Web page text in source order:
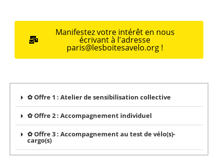
Manifestez votre intérêt en nous
écrivant à l'adresse
paris@lesboitesavelo.org !
✿ Offre 1 : Atelier de sensibilisation collective
✿ Offre 2 : Accompagnement individuel
✿ Offre 3 : Accompagnement au test de vélo(s)-
cargo(s)